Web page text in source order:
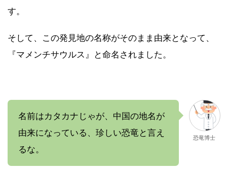
す。
そして、この発見地の名称がそのまま由来となって、
『マメンチサウルス』と命名されました。
名前はカタカナじゃが、中国の地名が
由来になっている、珍しい恐竜と言え
るな。
恐竜博士